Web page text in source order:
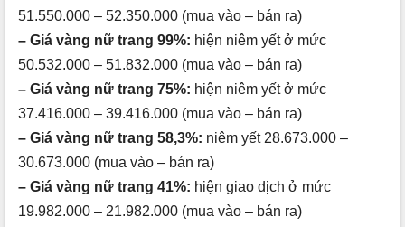
51.550.000 – 52.350.000 (mua vào – bán ra)
– Giá vàng nữ trang 99%: hiện niêm yết ở mức
50.532.000 – 51.832.000 (mua vào – bán ra)
– Giá vàng nữ trang 75%: hiện niêm yết ở mức
37.416.000 – 39.416.000 (mua vào – bán ra)
– Giá vàng nữ trang 58,3%: niêm yết 28.673.000 –
30.673.000 (mua vào – bán ra)
– Giá vàng nữ trang 41%: hiện giao dịch ở mức
19.982.000 – 21.982.000 (mua vào – bán ra)